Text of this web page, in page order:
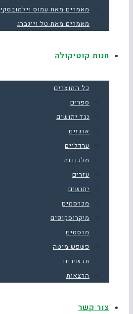
מאמרים מאת עמוס וילמובסקי
מאמרים מאת טל ויינברג
חנות קוטיקולה
כל המוצרים
ספרים
נגד יתושים
ארגזים
ערדליים
מלכודות
עזרים
יתושים
מכרסמים
מיקרוסקופים
מרססים
פשפש מיטה
תכשירים
הרצאות
צור קשר